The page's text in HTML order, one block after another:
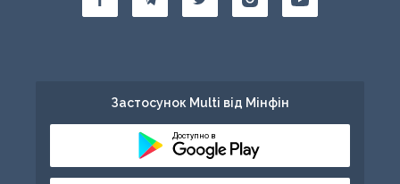
Застосунок Multi від Мінфін
Доступно в